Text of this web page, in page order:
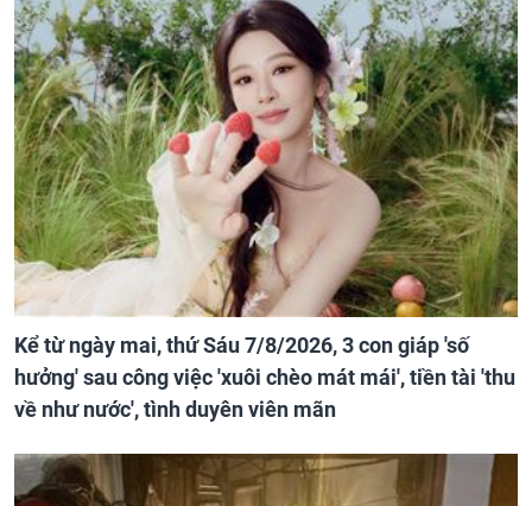
Kể từ ngày mai, thứ Sáu 7/8/2026, 3 con giáp 'số
hưởng' sau công việc 'xuôi chèo mát mái', tiền tài 'thu
về như nước', tình duyên viên mãn